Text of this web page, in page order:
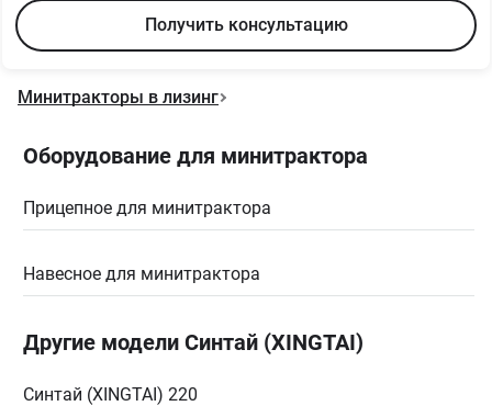
Получить консультацию
Минитракторы в лизинг
Оборудование для минитрактора
Прицепное для минитрактора
Навесное для минитрактора
Другие модели Синтай (XINGTAI)
Синтай (XINGTAI) 220